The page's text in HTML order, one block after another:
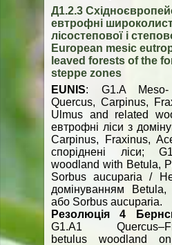
Д1.2.3
евтрофні
лісостепової і
European mesic
leaved forests of the
steppe zones
EUNIS: G1.A
Quercus, Carpinus,
Ulmus and related
евтрофні ліси з
Carpinus, Fraxinus,
споріднені ліси;
woodland with Betula,
Sorbus aucuparia /
домінуванням
або Sorbus aucuparia.
Резолюція 4
G1.A1
betulus woodland